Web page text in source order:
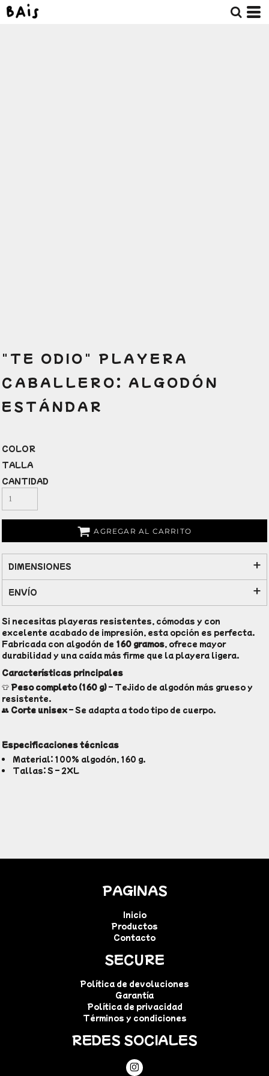
"TE ODIO" PLAYERA
CABALLERO: ALGODÓN
ESTÁNDAR
COLOR
TALLA
CANTIDAD
AGREGAR AL CARRITO
DIMENSIONES
ENVÍO
Si necesitas playeras resistentes, cómodas y con
excelente acabado de impresión, esta opción es perfecta.
Fabricada con algodón de 160 gramos , ofrece mayor
durabilidad y una caída más firme que la playera ligera.
Características principales
👕 Peso completo (160 g)– Tejido de algodón más grueso y
resistente.
👥 Corte unisex– Se adapta a todo tipo de cuerpo.
Especificaciones técnicas
Material: 100% algodón, 160 g.
Tallas: S – 2XL
PAGINAS
Inicio
Productos
Contacto
SECURE
Política de devoluciones
Garantía
Política de privacidad
Términos y condiciones
REDES SOCIALES